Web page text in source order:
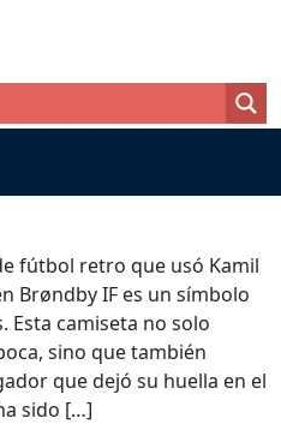
fútbol retro que usó Kamil
Brøndby IF es un símbolo
Esta camiseta no solo
sino que también
que dejó su huella en el
sido […]